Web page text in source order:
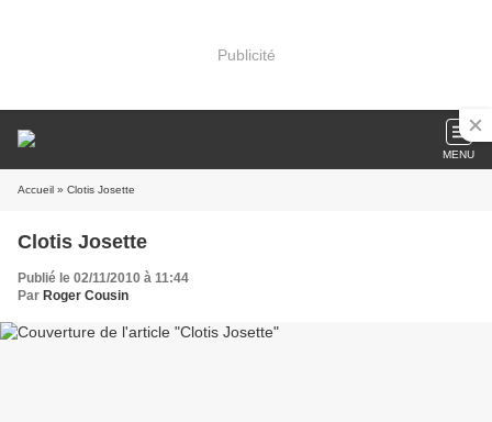
Publicité
MENU
Accueil » Clotis Josette
Clotis Josette
Publié le 02/11/2010 à 11:44
Par Roger Cousin